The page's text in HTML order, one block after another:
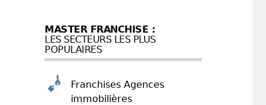
MASTER FRANCHISE :
LES SECTEURS LES PLUS
POPULAIRES
Franchises Agences
immobilières